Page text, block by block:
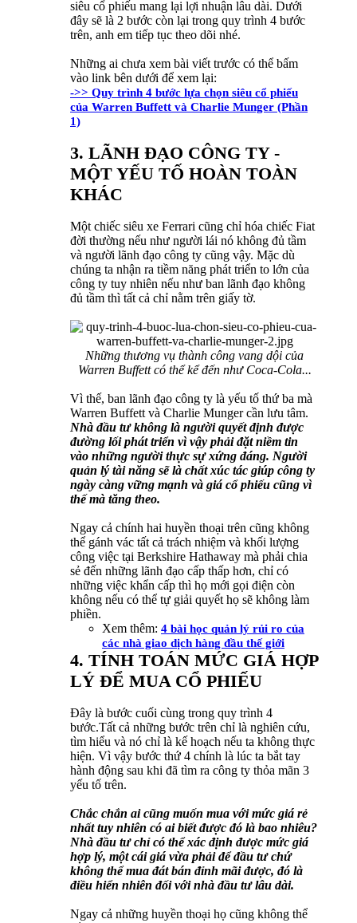
siêu cổ phiếu mang lại lợi nhuận lâu dài. Dưới
đây sẽ là 2 bước còn lại trong quy trình 4 bước
trên, anh em tiếp tục theo dõi nhé.
Những ai chưa xem bài viết trước có thể bấm
vào link bên dưới để xem lại:
->> Quy trình 4 bước lựa chọn siêu cổ phiếu
của Warren Buffett và Charlie Munger (Phần
1)
3. LÃNH ĐẠO CÔNG TY -
MỘT YẾU TỐ HOÀN TOÀN
KHÁC
Một chiếc siêu xe Ferrari cũng chỉ hóa chiếc Fiat
đời thường nếu như người lái nó không đủ tầm
và người lãnh đạo công ty cũng vậy. Mặc dù
chúng ta nhận ra tiềm năng phát triển to lớn của
công ty tuy nhiên nếu như ban lãnh đạo không
đủ tầm thì tất cả chỉ nằm trên giấy tờ.
Những thương vụ thành công vang dội của
Warren Buffett có thể kể đến như Coca-Cola...
Vì thế, ban lãnh đạo công ty là yếu tố thứ ba mà
Warren Buffett và Charlie Munger cần lưu tâm.
Nhà đầu tư không là người quyết định được
đường lối phát triển vì vậy phải đặt niềm tin
vào những người thực sự xứng đáng. Người
quản lý tài năng sẽ là chất xúc tác giúp công ty
ngày càng vững mạnh và giá cổ phiếu cũng vì
thế mà tăng theo.
Ngay cả chính hai huyền thoại trên cũng không
thể gánh vác tất cả trách nhiệm và khối lượng
công việc tại Berkshire Hathaway mà phải chia
sẻ đến những lãnh đạo cấp thấp hơn, chỉ có
những việc khẩn cấp thì họ mới gọi điện còn
không nếu có thể tự giải quyết họ sẽ không làm
phiền.
Xem thêm: 4 bài học quản lý rủi ro của
các nhà giao dịch hàng đầu thế giới
4. TÍNH TOÁN MỨC GIÁ HỢP
LÝ ĐỂ MUA CỔ PHIẾU
Đây là bước cuối cùng trong quy trình 4
bước.Tất cả những bước trên chỉ là nghiên cứu,
tìm hiểu và nó chỉ là kế hoạch nếu ta không thực
hiện. Vì vậy bước thứ 4 chính là lúc ta bắt tay
hành động sau khi đã tìm ra công ty thỏa mãn 3
yếu tố trên.
Chắc chắn ai cũng muốn mua với mức giá rẻ
nhất tuy nhiên có ai biết được đó là bao nhiêu?
Nhà đầu tư chỉ có thể xác định được mức giá
hợp lý, một cái giá vừa phải để đầu tư chứ
không thể mua đát bán đỉnh mãi được, đó là
điều hiển nhiên đối với nhà đầu tư lâu dài.
Ngay cả những huyền thoại họ cũng không thể